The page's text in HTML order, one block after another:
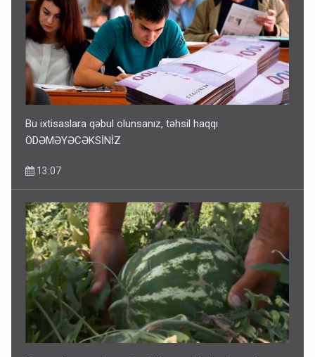
Bu ixtisaslara qəbul olunsanız, təhsil haqqı
ÖDƏMƏYƏCƏKSİNİZ
13:07